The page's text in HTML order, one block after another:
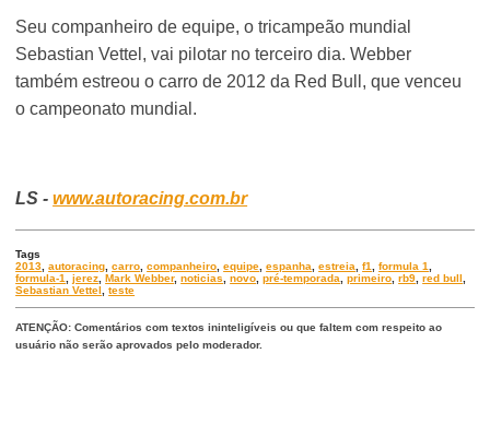
Seu companheiro de equipe, o tricampeão mundial
Sebastian Vettel, vai pilotar no terceiro dia. Webber
também estreou o carro de 2012 da Red Bull, que venceu
o campeonato mundial.
LS -www.autoracing.com.br
Tags
2013 ,autoracing ,carro ,companheiro ,equipe ,espanha ,estreia ,f1 ,formula 1
formula-1
,jerez ,Mark Webber,noticias ,novo ,pré-temporada ,primeiro ,rb9 ,red bull
Sebastian Vettel
,teste
ATENÇÃO: Comentários com textos ininteligíveis ou que faltem com respeito ao
usuário não serão aprovados pelo moderador.